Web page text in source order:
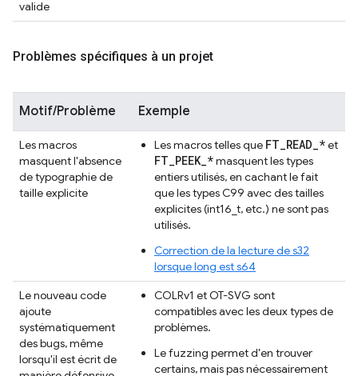
valide
Problèmes spécifiques à un projet
Motif/Problème Exemple
Les macros
masquent l'absence
de typographie de
taille explicite
Les macros telles que FT_READ_*et
FT_PEEK_*masquent les types
entiers utilisés, en cachant le fait
que les types C99 avec des tailles
explicites (int16_t, etc.) ne sont pas
utilisés.
Correction de la lecture de s32
lorsque long est s64
Le nouveau code
ajoute
systématiquement
des bugs, même
lorsqu'il est écrit de
COLRv1 et OT-SVG sont
compatibles avec les deux types de
problèmes.
Le fuzzing permet d'en trouver
certains, mais pas nécessairement